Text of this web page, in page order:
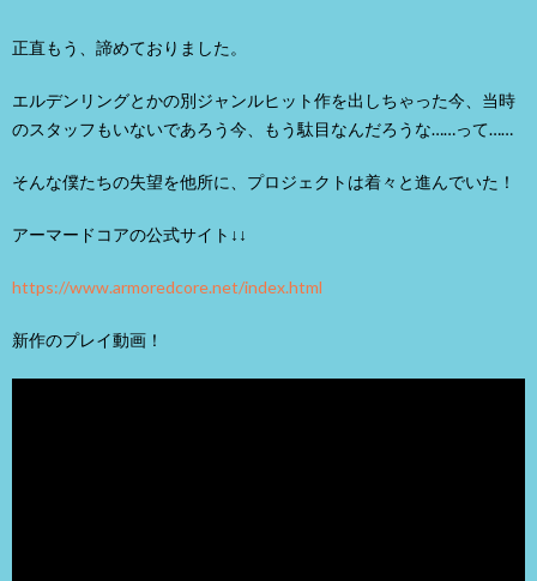
正直もう、諦めておりました。
エルデンリングとかの別ジャンルヒット作を出しちゃった今、当時
のスタッフもいないであろう今、もう駄目なんだろうな……って……
そんな僕たちの失望を他所に、プロジェクトは着々と進んでいた！
アーマードコアの公式サイト↓↓
https://www.armoredcore.net/index.html
新作のプレイ動画！